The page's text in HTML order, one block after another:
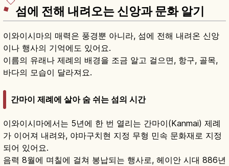
섬에 전해 내려오는 신앙과 문화 알기
이와이시마의 매력은 풍경뿐 아니라, 섬에 전해 내려온 신앙
이나 행사의 기억에도 있어요.
이름의 유래나 제례의 배경을 조금 알고 걸으면, 항구, 골목,
바다의 모습이 달라져요.
간마이 제례에 살아 숨 쉬는 섬의 시간
이와이시마에서는 5년에 한 번 열리는 간마이(Kanmai) 제례
가 이어져 내려와, 야마구치현 지정 무형 민속 문화재로 지정
되어 있어요.
음력 8월에 며칠에 걸쳐 봉납되는 행사로, 헤이안 시대 886년